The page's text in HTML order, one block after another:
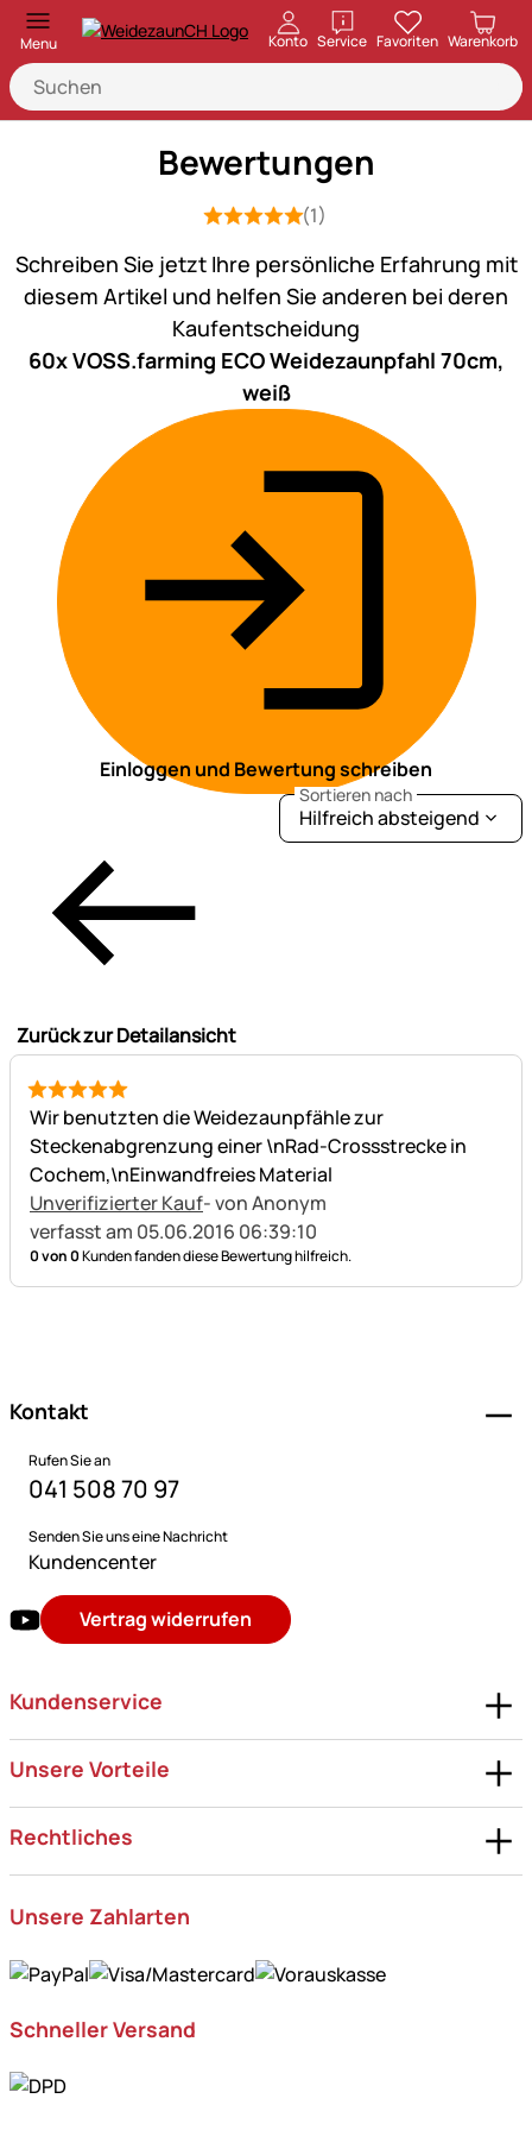
Menu Konto ServiceöffnenFavoriten Warenkorb
Bewertungen
Bewertung: 5 von 5 (1 Bewertungen)
1 Bewertung(1)
Schreiben Sie jetzt Ihre persönliche Erfahrung mit
diesem Artikel und helfen Sie anderen bei deren
Kaufentscheidung
60x VOSS.farming ECO Weidezaunpfahl 70cm,
weiß
Einloggen und Bewertung schreiben
Zurück zur Detailansicht
Sortieren nach
Hilfreich absteigend
5 von 5
Wir benutzten die Weidezaunpfähle zur
Steckenabgrenzung einer \nRad-Crossstrecke in
Cochem,\nEinwandfreies Material
Unverifizierter Kauf- von Anonym
verfasst am 05.06.2016 06:39:10
0 von 0Kunden fanden diese Bewertung hilfreich.
Kontakt
Rufen Sie an
041 508 70 97
Senden Sie uns eine Nachricht
Kundencenter
Vertrag widerrufen
Kundenservice
Unsere Vorteile
Rechtliches
Unsere Zahlarten
Schneller Versand